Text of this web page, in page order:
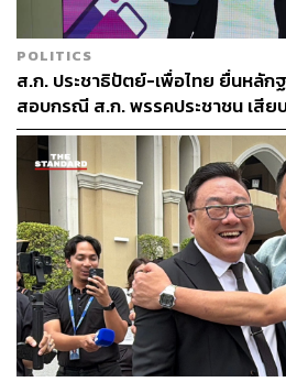
POLITICS
ส.ก. ประชาธิปัตย์-เพื่อไทย ยื่นหลัก
สอบกรณี ส.ก. พรรคประชาชน เสี